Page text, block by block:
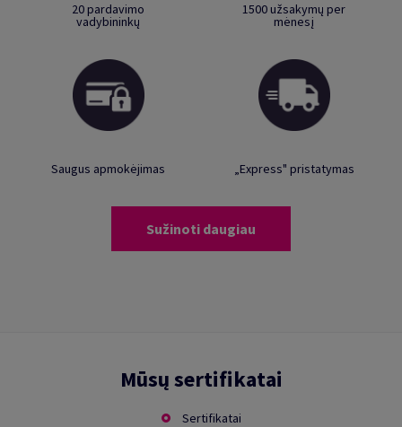
20 pardavimo
vadybininkų
1500 užsakymų per
mėnesį
Saugus apmokėjimas „Express" pristatymas
Sužinoti daugiau
Mūsų sertifikatai
Sertifikatai